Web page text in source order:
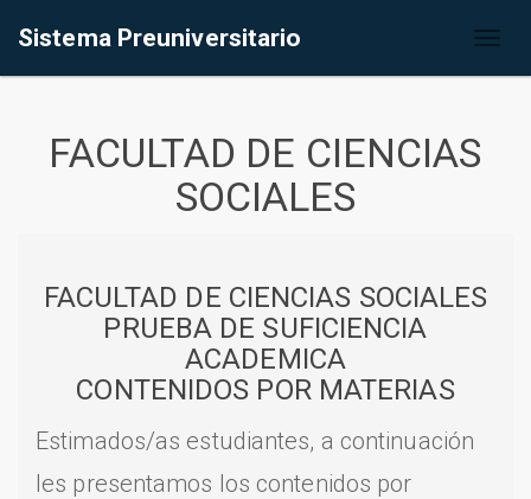
Sistema Preuniversitario
FACULTAD DE CIENCIAS
SOCIALES
FACULTAD DE CIENCIAS SOCIALES
PRUEBA DE SUFICIENCIA
ACADEMICA
CONTENIDOS POR MATERIAS
Estimados/as estudiantes, a continuación
les presentamos los contenidos por